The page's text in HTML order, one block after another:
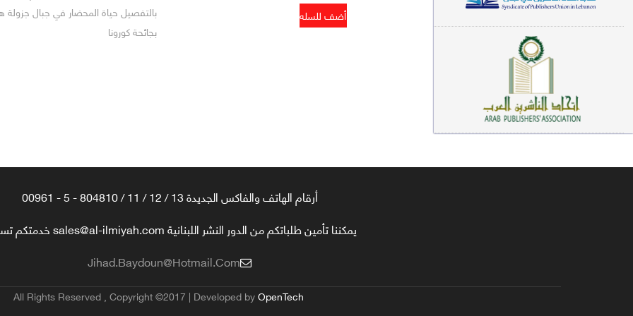
معاجم لغوية (89)
سيرة نبوية وتصوف (81)
دراسات إسلامية (75)
شعر (72)
علوم قرآن (66)
فقه عام وأحكام فقهية (62)
بالتفصيل حياة المحضار في جبال
بجائحة كورونا
أرقام الهاتف والفاكس الجديدة 13 / 12 / 11 / 804810 - 5 - 00961
يمكننا تأمين طلباتكم من الدور النشر اللبنانية sales@al-ilmiyah.com خدمتكم تسعدنا
Jihad.baydoun@hotmail.com
All Rights Reserved , Copyright ©2017 | Developed byOpenTech